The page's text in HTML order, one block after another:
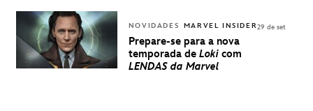
NOVIDADES MARVEL INSIDER
Prepare-se para a nova
temporada de Loki com
LENDAS da Marvel
29 de set